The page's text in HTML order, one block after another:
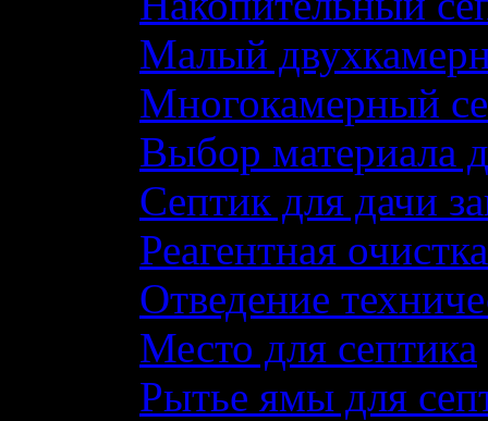
Малый
Многокамерный
Выбор материала
Септик для дачи
Реагентная
Отведение
Место для септика
Рытье ямы для